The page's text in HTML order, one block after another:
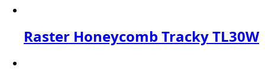
Raster Honeycomb Tracky TL30W